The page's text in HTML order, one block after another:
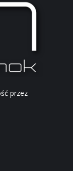
przez